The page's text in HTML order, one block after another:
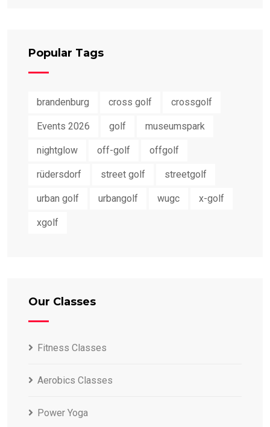
Popular Tags
brandenburg cross golf crossgolf
Events 2026 golf museumspark
nightglow off-golf offgolf
rüdersdorf street golf streetgolf
urban golf urbangolf wugc x-golf
xgolf
Our Classes
Fitness Classes
Aerobics Classes
Power Yoga